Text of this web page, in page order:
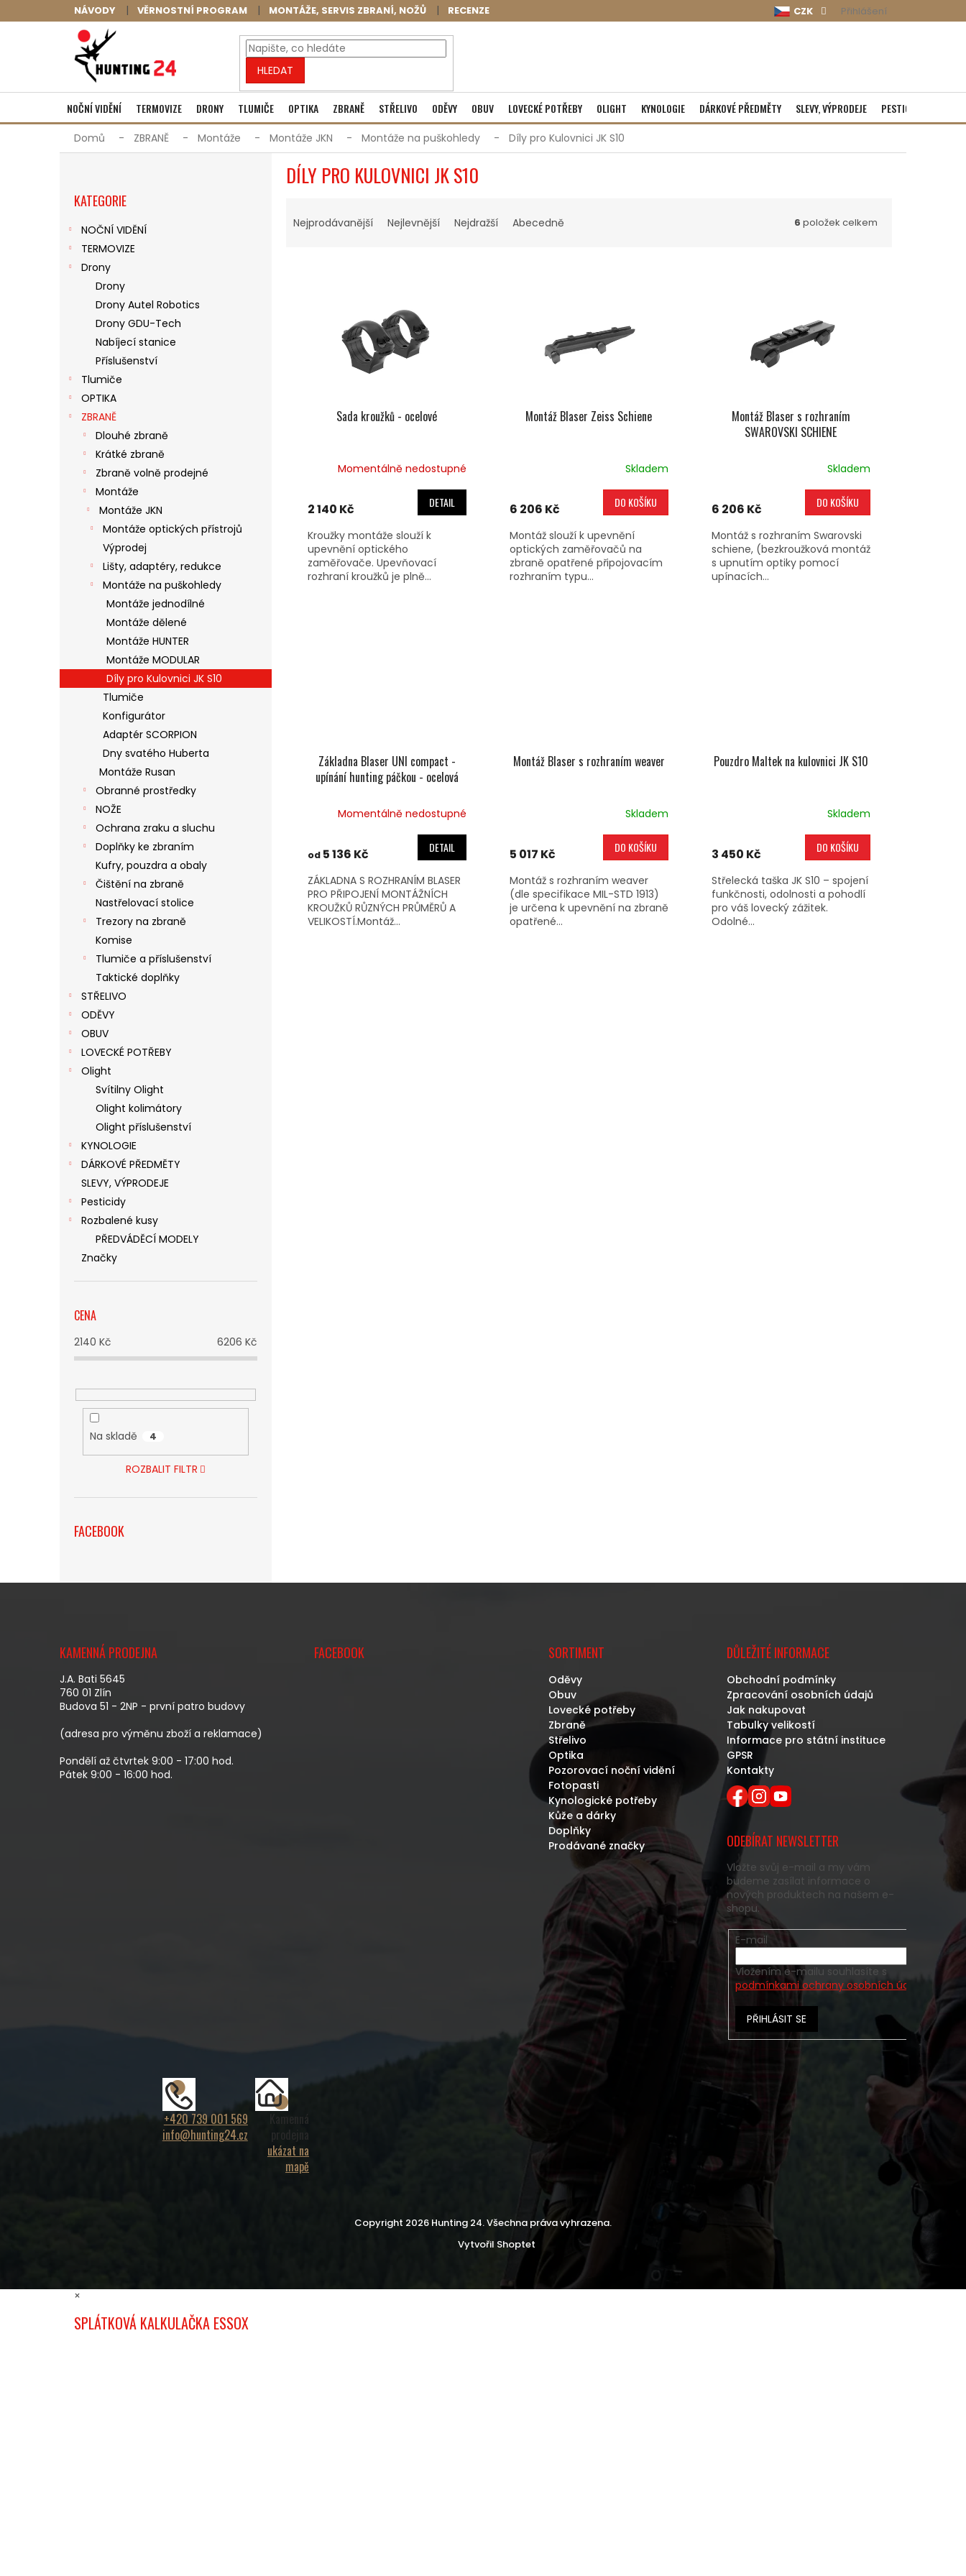
na
NÁVODY VĚRNOSTNÍ PROGRAM MONTÁŽE, SERVIS ZBRANÍ, NOŽŮ RECENZE CZK Přihlášení
HLEDAT
NÁKUPNÍ
KOŠÍK
Prázdný košík
NOČNÍ VIDĚNÍ TERMOVIZE DRONY TLUMIČE OPTIKA ZBRANĚ STŘELIVO ODĚVY OBUV LOVECKÉ POTŘEBY OLIGHT KYNOLOGIE DÁRKOVÉ PŘEDMĚTY SLEVY, VÝPRODEJE PESTICIDY
Domů ZBRANĚ Montáže Montáže JKN Montáže na puškohledy Díly pro Kulovnici JK S10
P
kategorie
KATEGORIE
NOČNÍ VIDĚNÍ
TERMOVIZE
Drony
Drony
Drony Autel Robotics
Drony GDU-Tech
Nabíjecí stanice
Příslušenství
Tlumiče
OPTIKA
ZBRANĚ
Dlouhé zbraně
Krátké zbraně
Zbraně volně prodejné
Montáže
Montáže JKN
Montáže optických přístrojů
Výprodej
Lišty, adaptéry, redukce
Montáže na puškohledy
Montáže jednodílné
Montáže dělené
Montáže HUNTER
Montáže MODULAR
Díly pro Kulovnici JK S10
Tlumiče
Konfigurátor
Adaptér SCORPION
Dny svatého Huberta
Montáže Rusan
Obranné prostředky
NOŽE
Ochrana zraku a sluchu
Doplňky ke zbraním
Kufry, pouzdra a obaly
Čištění na zbraně
Nastřelovací stolice
Trezory na zbraně
Komise
Tlumiče a příslušenství
Taktické doplňky
STŘELIVO
ODĚVY
OBUV
LOVECKÉ POTŘEBY
Olight
Svítilny Olight
Olight kolimátory
Olight příslušenství
KYNOLOGIE
DÁRKOVÉ PŘEDMĚTY
SLEVY, VÝPRODEJE
Pesticidy
Rozbalené kusy
PŘEDVÁDĚCÍ MODELY
Značky
CENA
2140 Kč 6206 Kč
Na skladě 4
ROZBALIT FILTR
FACEBOOK
DÍLY PRO KULOVNICI JK S10
Nejprodávanější Nejlevnější Nejdražší Abecedně 6 položek celkem
Sada kroužků - ocelové
Momentálně nedostupné
2 140 Kč DETAIL
Kroužky montáže slouží k
upevnění optického
zaměřovače. Upevňovací
rozhraní kroužků je plně...
Montáž Blaser Zeiss Schiene
Skladem
6 206 Kč DO KOŠÍKU
Montáž slouží k upevnění
optických zaměřovačů na
zbraně opatřené připojovacím
rozhraním typu...
Montáž Blaser s rozhraním
SWAROVSKI SCHIENE
Skladem
6 206 Kč DO KOŠÍKU
Montáž s rozhraním Swarovski
schiene, (bezkroužková montáž
s upnutím optiky pomocí
upínacích...
Základna Blaser UNI compact -
upínání hunting páčkou - ocelová
Momentálně nedostupné
od 5 136 Kč DETAIL
ZÁKLADNA S ROZHRANÍM BLASER
PRO PŘIPOJENÍ MONTÁŽNÍCH
KROUŽKŮ RŮZNÝCH PRŮMĚRŮ A
VELIKOSTÍ.Montáž...
Montáž Blaser s rozhraním weaver
Skladem
5 017 Kč DO KOŠÍKU
Montáž s rozhraním weaver
(dle specifikace MIL-STD 1913)
je určena k upevnění na zbraně
opatřené...
Pouzdro Maltek na kulovnici JK S10
Skladem
3 450 Kč DO KOŠÍKU
Střelecká taška JK S10 – spojení
funkčnosti, odolnosti a pohodlí
pro váš lovecký zážitek.
Odolné...
KAMENNÁ PRODEJNA
J.A. Bati 5645
760 01 Zlín
Budova 51 - 2NP - první patro budovy
(adresa pro výměnu zboží a reklamace)
Pondělí až čtvrtek 9:00 - 17:00 hod.
Pátek 9:00 - 16:00 hod.
FACEBOOK SORTIMENT
Oděvy
Obuv
Lovecké potřeby
Zbraně
Střelivo
Optika
Pozorovací noční vidění
Fotopasti
Kynologické potřeby
Kůže a dárky
Doplňky
Prodávané značky
DŮLEŽITÉ INFORMACE
Obchodní podmínky
Zpracování osobních údajů
Jak nakupovat
Tabulky velikostí
Informace pro státní instituce
GPSR
Kontakty
ODEBÍRAT NEWSLETTER
Vložte svůj e-mail a my vám
budeme zasílat informace o
nových produktech na našem e-
shopu.
E-mail
Vložením e-mailu souhlasíte s
podmínkami ochrany osobních údajů
PŘIHLÁSIT SE
+420 739 001 569
info@hunting24.cz
Kamenná
prodejna
ukázat na
mapě
Vytvořil Shoptet
Copyright 2026 Hunting 24. Všechna práva vyhrazena.
×
SPLÁTKOVÁ KALKULAČKA ESSOX